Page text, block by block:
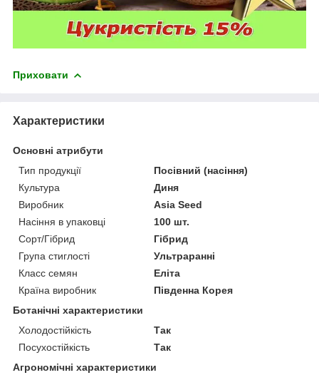
Приховати
Характеристики
Основні атрибути
Тип продукції
Посівний (насіння)
Культура
Диня
Виробник
Asia Seed
Насіння в упаковці
100 шт.
Сорт/Гібрид
Гібрид
Група стиглості
Ультраранні
Класс семян
Еліта
Країна виробник
Південна Корея
Ботанічні характеристики
Холодостійкість
Так
Посухостійкість
Так
Агрономічні характеристики